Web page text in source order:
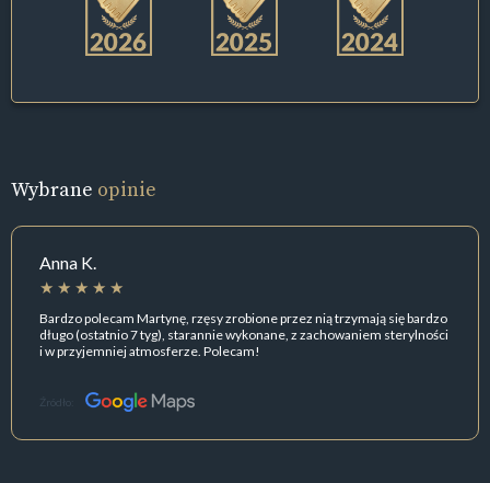
Wybrane opinie
Anna K.
Bardzo polecam Martynę, rzęsy zrobione przez nią trzymają się bardzo
długo (ostatnio 7 tyg), starannie wykonane, z zachowaniem sterylności
i w przyjemniej atmosferze. Polecam!
Źródło: